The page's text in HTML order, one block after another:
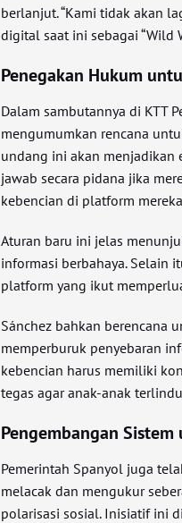
berlanjut. “Kami tidak akan
digital saat ini sebagai “Wild
Penegakan Hukum
Dalam sambutannya di KTT
mengumumkan rencana
undang ini akan menjadikan
jawab secara pidana jika
kebencian di platform
Aturan baru ini jelas
informasi berbahaya. Selain
platform yang ikut
Sánchez bahkan berencana
memperburuk penyebaran
kebencian harus memiliki
tegas agar anak-anak
Pengembangan
Pemerintah Spanyol juga
melacak dan mengukur
polarisasi sosial. Inisiatif ini